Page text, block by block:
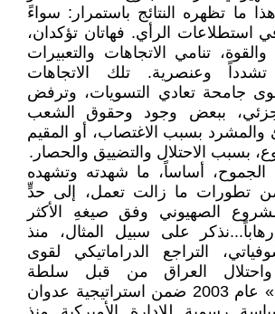
ما تظهره النتائج باستمرار: سواءً
استطلاعات الرأي. فهاتان تؤكدان،
تنامي الاتجاهات والتعبيرات
تشدداً وعنصرية. تلك الاتجاهات
جامحة تعادي التسويات، وترفض
ببعض وجود وحقوق الشعب
والمشرد بسبب الاغتصاب، أو المقيم
بسبب الاحتلال والتضييق والحصار.
الجموح، أساساً، ما شهدته وتشهده
من تطورات ما زالت تعمل، إلى حدٍّ
الصهيوني وفق صيغهِ الأكثر
على سبيل المثال، منذ
التراجع الدراماتيكي لقوى
واحتلال العراق من قبل سلطة
«المحافظين الجدد» عام 2003 ضمن استراتيجية عدوان